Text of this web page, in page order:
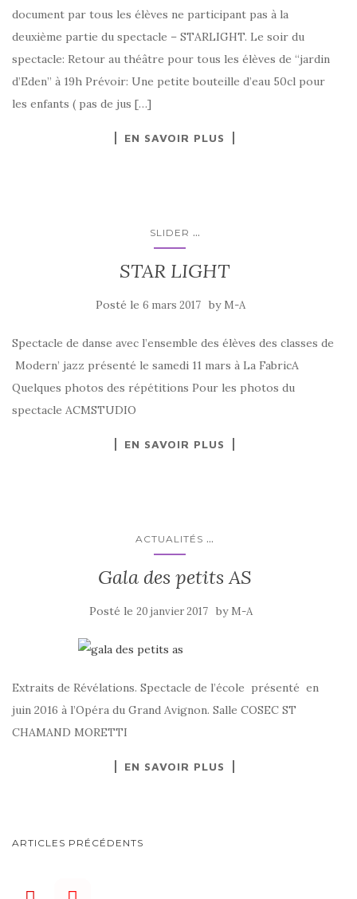
document par tous les élèves ne participant pas à la
deuxième partie du spectacle – STARLIGHT. Le soir du
spectacle: Retour au théâtre pour tous les élèves de “jardin
d’Eden” à 19h Prévoir: Une petite bouteille d’eau 50cl pour
les enfants ( pas de jus […]
EN SAVOIR PLUS
SLIDER ...
STAR LIGHT
Posté le 6 mars 2017 by M-A
Spectacle de danse avec l’ensemble des élèves des classes de
Modern’ jazz présenté le samedi 11 mars à La FabricA
Quelques photos des répétitions Pour les photos du
spectacle ACMSTUDIO
EN SAVOIR PLUS
ACTUALITÉS ...
Gala des petits AS
Posté le 20 janvier 2017 by M-A
Extraits de Révélations. Spectacle de l’école présenté en
juin 2016 à l’Opéra du Grand Avignon. Salle COSEC ST
CHAMAND MORETTI
EN SAVOIR PLUS
NAVIGATION
SEIN
ARTICLES PRÉCÉDENTS